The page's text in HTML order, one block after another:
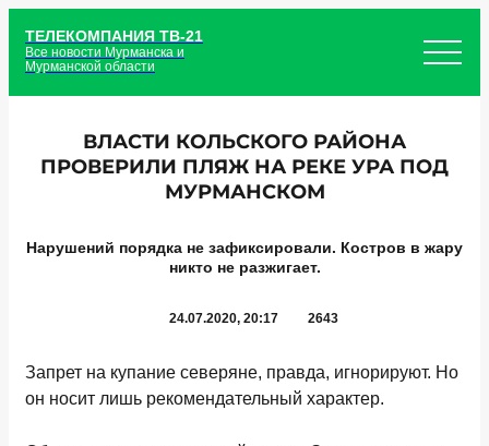
ТЕЛЕКОМПАНИЯ ТВ-21
Все новости Мурманска и
Мурманской области
ВЛАСТИ КОЛЬСКОГО РАЙОНА
ПРОВЕРИЛИ ПЛЯЖ НА РЕКЕ УРА ПОД
МУРМАНСКОМ
Нарушений порядка не зафиксировали. Костров в жару
никто не разжигает.
24.07.2020, 20:17 2643
Запрет на купание северяне, правда, игнорируют. Но
он носит лишь рекомендательный характер.